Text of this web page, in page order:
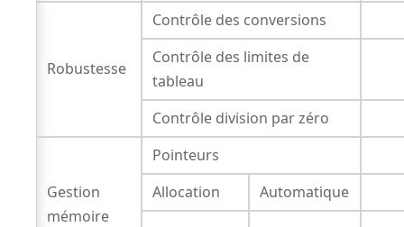
Robustesse
Contrôle des conversions
Contrôle des limites de
tableau
Contrôle division par zéro
Gestion
mémoire
Pointeurs
Allocation
Automatique